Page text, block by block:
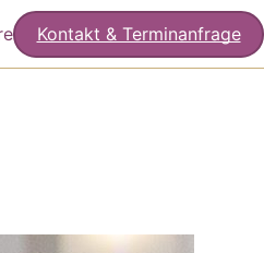
Kontakt & Terminanfrage